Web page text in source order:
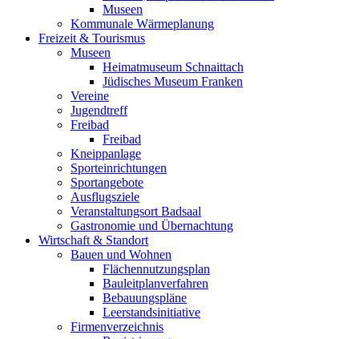
Museen
Kommunale Wärmeplanung
Freizeit & Tourismus
Museen
Heimatmuseum Schnaittach
Jüdisches Museum Franken
Vereine
Jugendtreff
Freibad
Freibad
Kneippanlage
Sporteinrichtungen
Sportangebote
Ausflugsziele
Veranstaltungsort Badsaal
Gastronomie und Übernachtung
Wirtschaft & Standort
Bauen und Wohnen
Flächennutzungsplan
Bauleitplanverfahren
Bebauungspläne
Leerstandsinitiative
Firmenverzeichnis